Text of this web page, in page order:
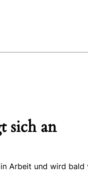
sich an
Arbeit und wird